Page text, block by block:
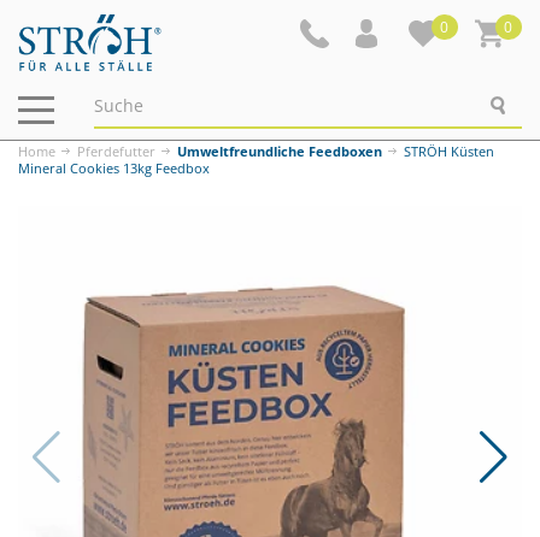
0 0
Navigation
ein-/ausblenden
Home Pferdefutter Umweltfreundliche Feedboxen
STRÖH Küsten
Mineral Cookies 13kg Feedbox